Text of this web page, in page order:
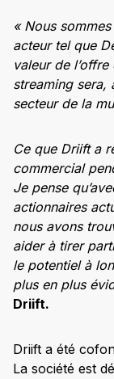
« Nous
acteur tel que
valeur de
streaming sera,
secteur de la
Ce que Driift a
commercial
Je pense
actionnaires
nous avons
aider à tirer
le potentiel à
plus en plus
Driift.
Driift a été
La société est